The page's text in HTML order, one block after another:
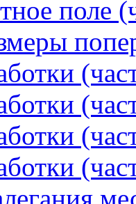
поле